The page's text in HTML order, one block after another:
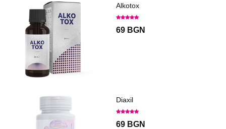
Alkotox
69 BGN
Diaxil
69 BGN